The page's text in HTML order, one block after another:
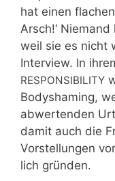
hat einen
Arsch!‘
weil sie es nicht
Inter­view. In
RESPONSIBILITY
Body­s­ha­ming,
abwer­ten­den
damit auch die
Vor­stel­lun­gen
lich gründen.